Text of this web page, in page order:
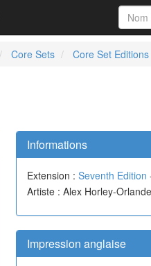
Core Sets Core Set Editions
Informations
Extension : Seventh Edition
Artiste : Alex Horley-
Impression anglaise